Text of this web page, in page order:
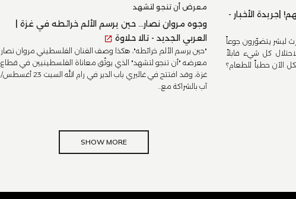
معرض أن تنجو لتشهد
وجوه مروان نصار... حين يرسم الألم خرائطه في غزة |
العربي الجديد - تالا حلاوة
"حين يرسم الألم خرائطه"، هكذا وصف الفنان الفلسطيني مروان نصار
معرضه "أن تنجو لتشهد" الذي يوثّق معاناة الفلسطينيين في قطاع
غزة، وقد افتتح في غاليري باب الدير في رام الله السبت 23 أغسطس/
آب بالشراكة مع...
|جريدة الأخبار -
لبشر يتضوّرون جوعاً
كل شيء قابلاً
الآن حطباً للطعام؟
SHOW MORE